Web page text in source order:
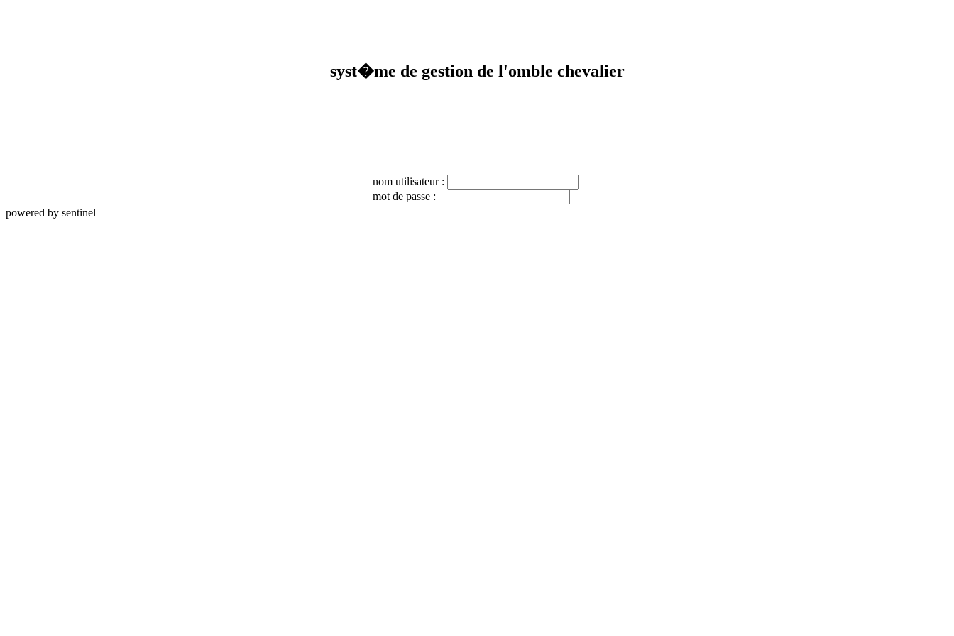
syst�me de gestion de l'omble chevalier
nom utilisateur :
mot de passe :
powered by sentinel